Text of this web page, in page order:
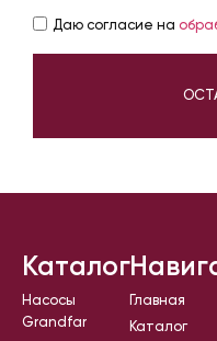
Даю согласие на
Каталог
Насосы
Grandfar
Главная
Каталог